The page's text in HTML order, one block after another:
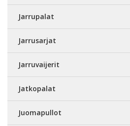
Jarrupalat
Jarrusarjat
Jarruvaijerit
Jatkopalat
Juomapullot